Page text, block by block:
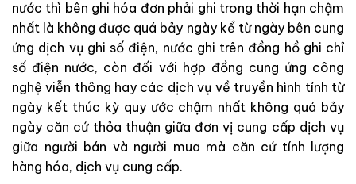
nước thì bên ghi hóa đơn phải ghi trong thời hạn chậm
nhất là không được quá bảy ngày kể từ ngày bên cung
ứng dịch vụ ghi số điện, nước ghi trên đồng hồ ghi chỉ
số điện nước, còn đối với hợp đồng cung ứng công
nghệ viễn thông hay các dịch vụ về truyền hình tính từ
ngày kết thúc kỳ quy ước chậm nhất không quá bảy
ngày căn cứ thỏa thuận giữa đơn vị cung cấp dịch vụ
giữa người bán và người mua mà căn cứ tính lượng
hàng hóa, dịch vụ cung cấp.